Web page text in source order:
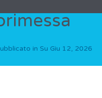
in Su Giu 12, 2026